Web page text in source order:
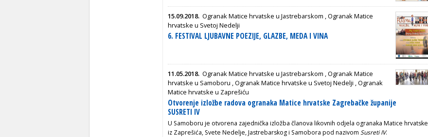
15.09.2018. Ogranak Matice hrvatske u Jastrebarskom ,Ogranak Matice
hrvatske u Svetoj Nedelji
6. FESTIVAL LJUBAVNE POEZIJE, GLAZBE, MEDA I VINA
11.05.2018. Ogranak Matice hrvatske u Jastrebarskom ,Ogranak Matice
hrvatske u Samoboru ,Ogranak Matice hrvatske u Svetoj Nedelji ,Ogranak
Matice hrvatske u Zaprešiću
Otvorenje izložbe radova ogranaka Matice hrvatske Zagrebačke županije
SUSRETI IV
U Samoboru je otvorena zajednička izložba članova likovnih odjela ogranaka Matice hrvatske
iz Zaprešića, Svete Nedelje, Jastrebarskog i Samobora pod nazivom Susreti IV.